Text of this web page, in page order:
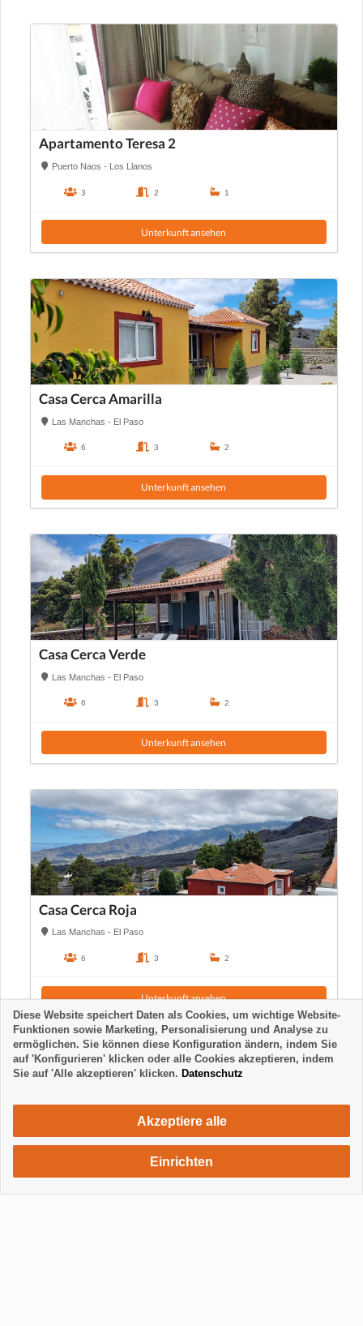
Apartamento Teresa 2
Puerto Naos - Los Llanos
3 2 1
Unterkunft ansehen
Casa Cerca Amarilla
Las Manchas - El Paso
6 3 2
Unterkunft ansehen
Casa Cerca Verde
Las Manchas - El Paso
6 3 2
Unterkunft ansehen
Casa Cerca Roja
Las Manchas - El Paso
6 3 2
Unterkunft ansehen
800 €/ Woche
Diese Website speichert Daten als Cookies, um wichtige Website-
Funktionen sowie Marketing, Personalisierung und Analyse zu
ermöglichen. Sie können diese Konfiguration ändern, indem Sie
auf 'Konfigurieren' klicken oder alle Cookies akzeptieren, indem
Sie auf 'Alle akzeptieren' klicken. Datenschutz
Akzeptiere alle
Einrichten